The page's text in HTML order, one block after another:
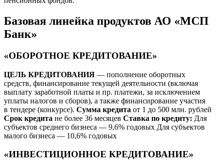
Базовая линейка продуктов АО «МСП
Банк»
«ОБОРОТНОЕ КРЕДИТОВАНИЕ»
ЦЕЛЬ КРЕДИТОВАНИЯ — пополнение оборотных
средств, финансирование текущей деятельности (включая
выплату заработной платы и пр. платежи, за исключением
уплаты налогов и сборов), а также финансирование участия
в тендере (конкурсе). Сумма кредита от 1 до 500 млн. рублей
Срок кредита не более 36 месяцев Ставка по кредиту: Для
субъектов среднего бизнеса — 9,6% годовых Для субъектов
малого бизнеса — 10,6% годовых
«ИНВЕСТИЦИОННОЕ КРЕДИТОВАНИЕ»